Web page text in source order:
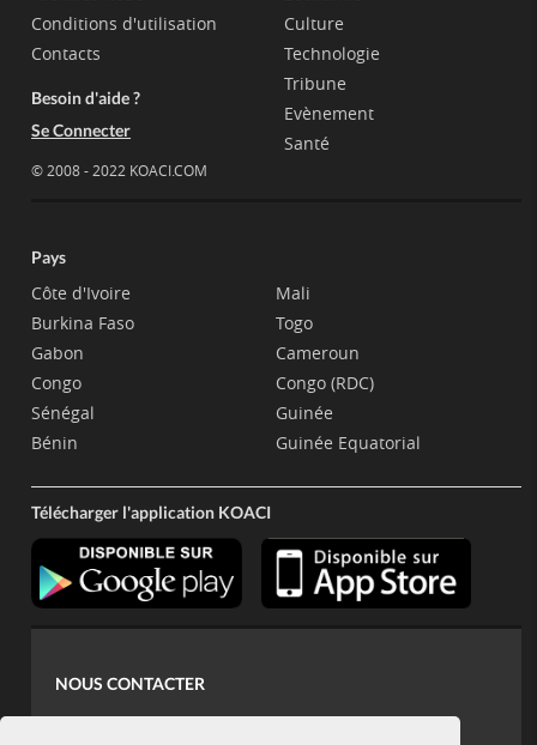
Conditions d'utilisation
Contacts
Besoin d'aide ?
Se Connecter
© 2008 - 2022 KOACI.COM
Culture
Technologie
Tribune
Evènement
Santé
Pays
Côte d'Ivoire
Burkina Faso
Gabon
Congo
Sénégal
Bénin
Mali
Togo
Cameroun
Congo (RDC)
Guinée
Guinée Equatorial
Télécharger l'application KOACI
NOUS CONTACTER